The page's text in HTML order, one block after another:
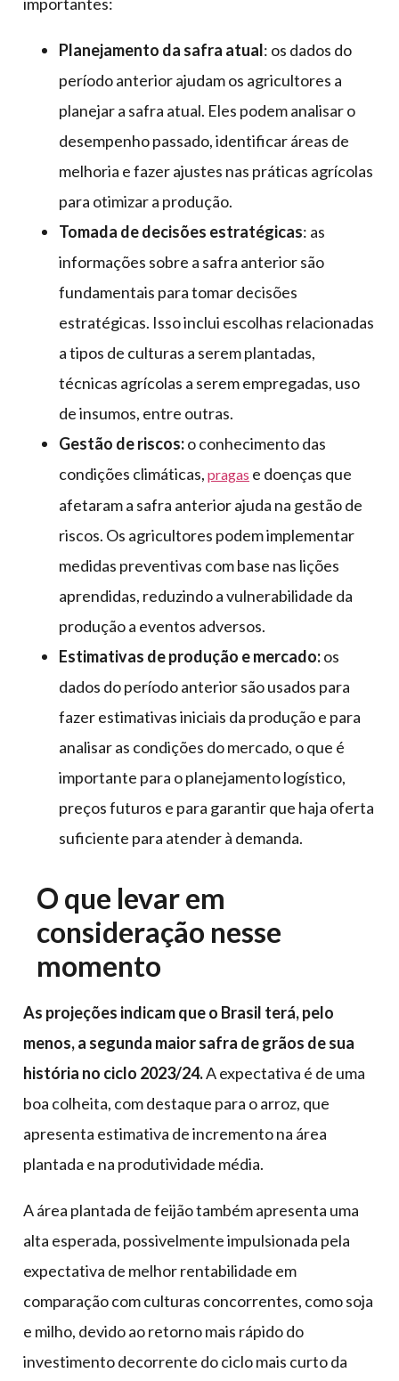
Planejamento da safra atual: os dados do
período anterior ajudam os agricultores a
planejar a safra atual. Eles podem analisar o
desempenho passado, identificar áreas de
melhoria e fazer ajustes nas práticas agrícolas
para otimizar a produção.
Tomada de decisões estratégicas: as
informações sobre a safra anterior são
fundamentais para tomar decisões
estratégicas. Isso inclui escolhas relacionadas
a tipos de culturas a serem plantadas,
técnicas agrícolas a serem empregadas, uso
de insumos, entre outras.
Gestão de riscos:o conhecimento das
condições climáticas, pragas e doenças que
afetaram a safra anterior ajuda na gestão de
riscos. Os agricultores podem implementar
medidas preventivas com base nas lições
aprendidas, reduzindo a vulnerabilidade da
produção a eventos adversos.
Estimativas de produção e mercado:os
dados do período anterior são usados para
fazer estimativas iniciais da produção e para
analisar as condições do mercado, o que é
importante para o planejamento logístico,
preços futuros e para garantir que haja oferta
suficiente para atender à demanda.
O que levar em
consideração nesse
momento
As projeções indicam que o Brasil terá, pelo
menos, a segunda maior safra de grãos de sua
história no ciclo 2023/24.A expectativa é de uma
boa colheita, com destaque para o arroz, que
apresenta estimativa de incremento na área
plantada e na produtividade média.
A área plantada de feijão também apresenta uma
alta esperada, possivelmente impulsionada pela
expectativa de melhor rentabilidade em
comparação com culturas concorrentes, como soja
e milho, devido ao retorno mais rápido do
investimento decorrente do ciclo mais curto da